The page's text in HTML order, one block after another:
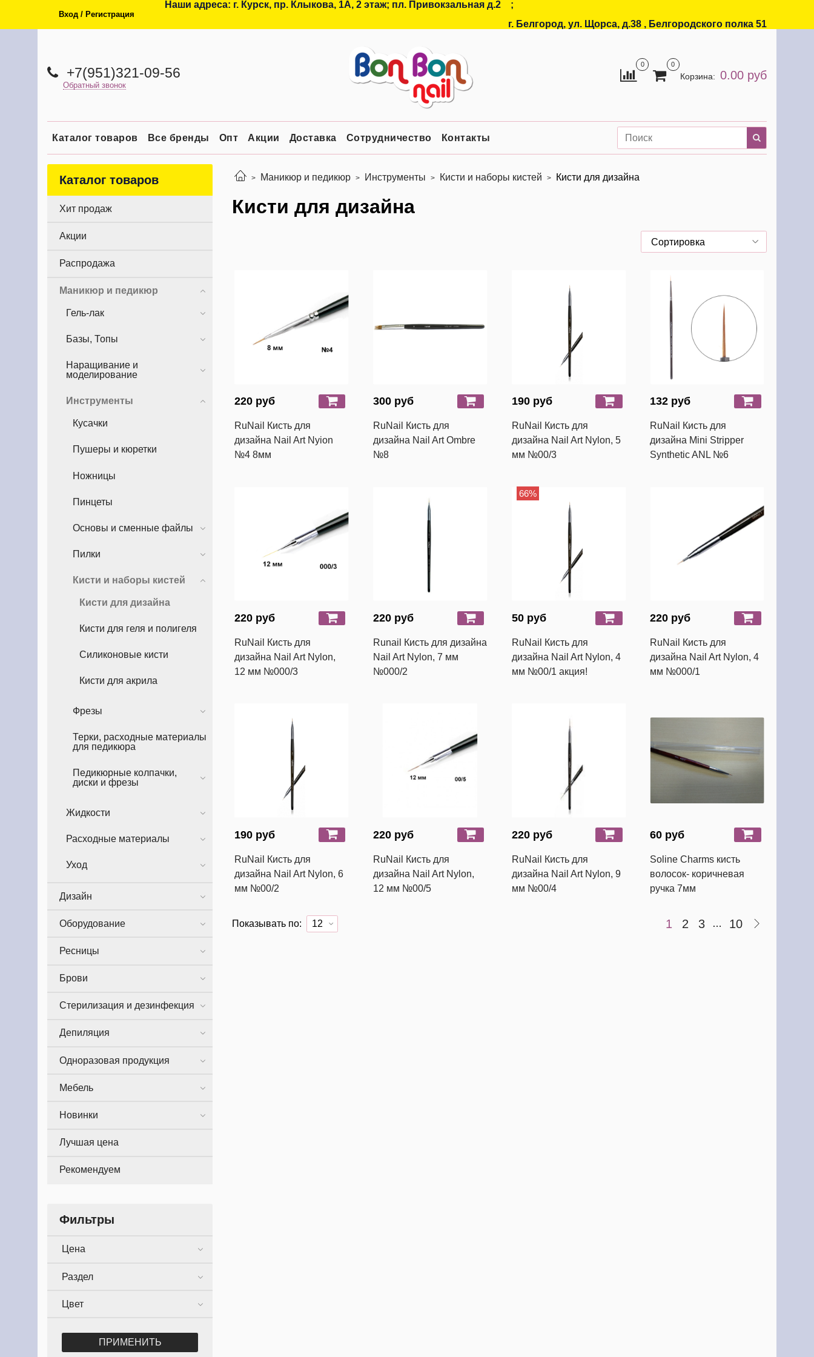
Вход / Регистрация
Наши адреса: г. Курск, пр. Клыкова, 1А, 2 этаж; пл. Привокзальная д.2
;
г. Белгород, ул. Щорса, д.38 , Белгородского полка 51
+7(951)321-09-56
Обратный звонок
0 0
Корзина: 0.00 руб
Каталог товаров Все бренды Опт Акции Доставка Сотрудничество Контакты
Маникюр и педикюр Инструменты Кисти и наборы кистей Кисти для дизайна
Кисти для дизайна
220 руб
RuNail Кисть для
дизайна Nail Art Nyion
№4 8мм
300 руб
RuNail Кисть для
дизайна Nail Art Ombre
№8
190 руб
RuNail Кисть для
дизайна Nail Art Nylon, 5
мм №00/3
132 руб
RuNail Кисть для
дизайна Mini Stripper
Synthetic ANL №6
220 руб
RuNail Кисть для
дизайна Nail Art Nylon,
12 мм №000/3
220 руб
Runail Кисть для дизайна
Nail Art Nylon, 7 мм
№000/2
66%
50 руб
RuNail Кисть для
дизайна Nail Art Nylon, 4
мм №00/1 акция!
220 руб
RuNail Кисть для
дизайна Nail Art Nylon, 4
мм №000/1
190 руб
RuNail Кисть для
дизайна Nail Art Nylon, 6
мм №00/2
220 руб
RuNail Кисть для
дизайна Nail Art Nylon,
12 мм №00/5
220 руб
RuNail Кисть для
дизайна Nail Art Nylon, 9
мм №00/4
60 руб
Soline Charms кисть
волосок- коричневая
ручка 7мм
Показывать по: 1 2 3 … 10
Каталог товаров
Хит продаж
Акции
Распродажа
Маникюр и педикюр
Гель-лак
Базы, Топы
Наращивание и
моделирование
Инструменты
Кусачки
Пушеры и кюретки
Ножницы
Пинцеты
Основы и сменные файлы
Пилки
Кисти и наборы кистей
Кисти для дизайна
Кисти для геля и полигеля
Силиконовые кисти
Кисти для акрила
Фрезы
Терки, расходные материалы
для педикюра
Педикюрные колпачки,
диски и фрезы
Жидкости
Расходные материалы
Уход
Дизайн
Оборудование
Ресницы
Брови
Стерилизация и дезинфекция
Депиляция
Одноразовая продукция
Мебель
Новинки
Лучшая цена
Рекомендуем
Фильтры
Цена
Раздел
Цвет
ПРИМЕНИТЬ